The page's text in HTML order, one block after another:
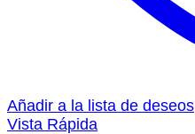
Añadir a la lista de deseos
Vista Rápida